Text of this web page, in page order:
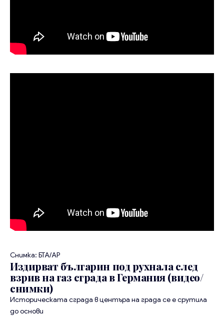
Снимка: БТА/AP
Издирват българин под рухнала след
взрив на газ сграда в Германия (видео/
снимки)
Историческата сграда в центъра на града се е срутила
до основи